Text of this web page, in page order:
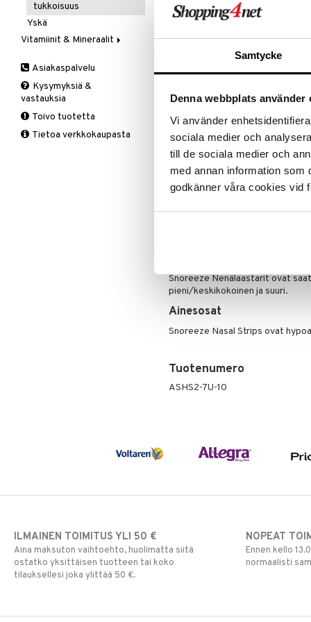
Samtycke
Denna webbplats använder
Vi använder
sociala medier och
till de sociala medier och
med annan information som
godkänner våra cookies vid
ALE - on aika
nyt
Ale on
Näe
Tuotetieto
Snoreeze Nenälaastarit
ilmavirtausta, tehokkaasti
Lievittää kuorsausta, joka
Snoreeze Nenälaastarit ovat
pieni/keskikokoinen ja suuri.
Ainesosat
Snoreeze Nasal Strips ovat
Tuotenumero
ASHS2-7U-10
Tukisukat
Polvisukat
Päivittäin
Tukisukat
Yliherkkyys ruoalle
Laktoori-intoleranssi
tukkoisuus
Yskä
Vitamiinit & Mineraalit
B-Vitamiinit
C-Vitamiinit
Kromi
Magnesium
Asiakaspalvelu
Kysymyksiä &
vastauksia
Toivo tuotetta
Tietoa verkkokaupasta
ILMAINEN TOIMITUS YLI 50 €
Aina maksuton vaihtoehto, huolimatta siitä
ostatko yksittäisen tuotteen tai koko
tilauksellesi joka ylittää 50 €.
NOPEAT
Ennen kello
normaalisti